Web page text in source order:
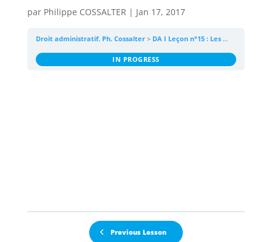
par Philippe COSSALTER | Jan 17, 2017
Droit administratif. Ph. Cossalter DA I Leçon n°15 : Les régimes des services publics – Les règles communes
IN PROGRESS
Previous Lesson